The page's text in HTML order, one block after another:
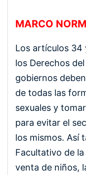
MARCO
Los artículos 34
los Derechos
gobiernos
de todas las
sexuales y
para evitar el
los mismos. Así
Facultativo de
venta de niños,